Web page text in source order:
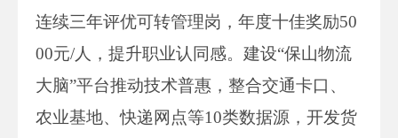
连续三年评优可转管理岗，年度十佳奖励50
00元/人，提升职业认同感。建设“保山物流
大脑”平台推动技术普惠，整合交通卡口、
农业基地、快递网点等10类数据源，开发货